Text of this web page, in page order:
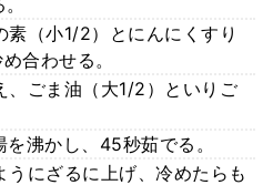
（小1/2）とにんにくすり
合わせる。
ごま油（大1/2）といりご
沸かし、45秒茹でる。
にざるに上げ、冷めたらも